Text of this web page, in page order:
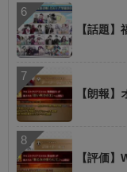
【話題
【朗報
【評価